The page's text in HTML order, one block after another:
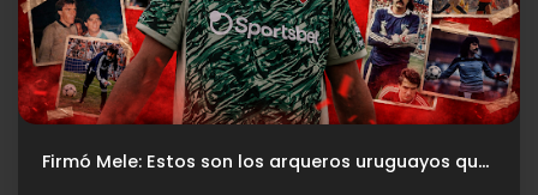
Reserva: Convocados Vs. San Martin de San Juan